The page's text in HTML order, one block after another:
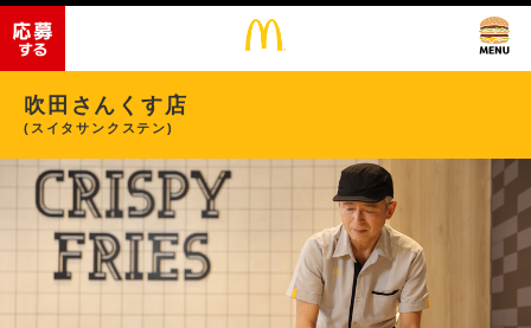
吹田さんくす店
(スイタサンクステン)